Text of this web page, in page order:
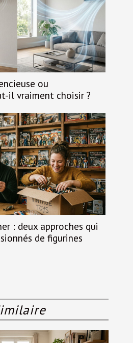
ou
il vraiment choisir ?
: deux approches qui
de figurines